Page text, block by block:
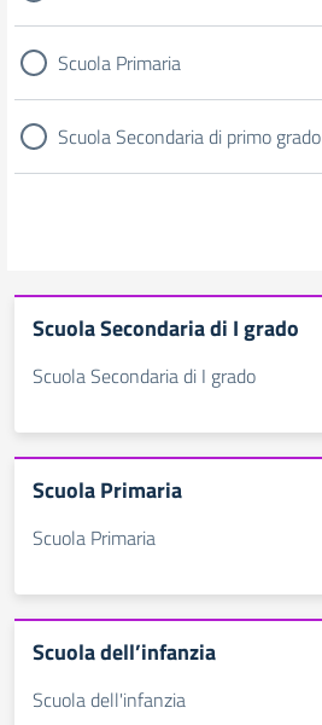
Scuola Primaria
Scuola Secondaria di primo grado
Scuola Secondaria di I grado
Scuola Secondaria di I grado
Scuola Primaria
Scuola Primaria
Scuola dell’infanzia
Scuola dell'infanzia